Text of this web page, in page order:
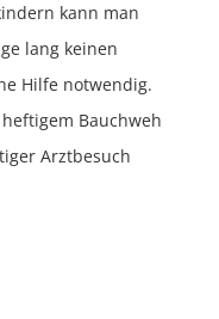
kann man
lang keinen
Hilfe notwendig.
Bauchweh
Arztbesuch